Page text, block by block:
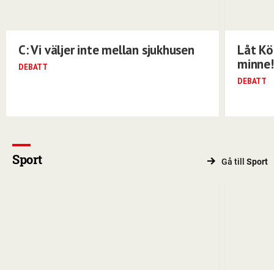
C: Vi väljer inte mellan sjukhusen
DEBATT
Låt
minne!
DEBATT
Sport Gå till Sport